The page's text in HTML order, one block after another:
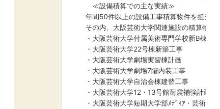
≪設備積算での主な実績≫
年間50件以上の設備工事積算物件を担当
その内、大阪芸術大学関連施設の積算物件
・大阪芸術大学付属美術専門学校新B棟新
・大阪芸術大学22号棟新築工事
・大阪芸術大学劇場実習棟計画
・大阪芸術大学劇場7階内装工事
・大阪芸術大学自治会棟建替工事
・大阪芸術大学12・13号館耐震補強計画
・大阪芸術大学短期大学部ﾒﾃﾞｨｱ・芸術実習